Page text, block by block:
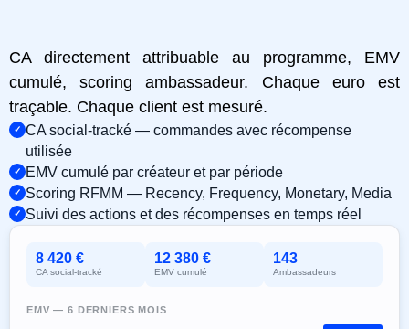
CA directement attribuable au programme, EMV
cumulé, scoring ambassadeur. Chaque euro est
traçable. Chaque client est mesuré.
CA social-tracké — commandes avec récompense
utilisée
EMV cumulé par créateur et par période
Scoring RFMM — Recency, Frequency, Monetary, Media
Suivi des actions et des récompenses en temps réel
8 420 €
CA social-tracké
12 380 €
EMV cumulé
143
Ambassadeurs
EMV — 6 DERNIERS MOIS